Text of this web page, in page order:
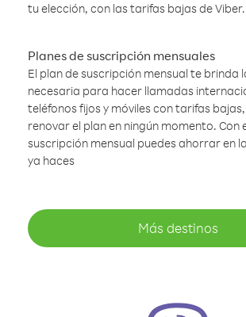
tu elección, con las tarifas bajas de Viber.
Planes de suscripción mensuales
El plan de suscripción mensual te brinda
necesaria para hacer llamadas
teléfonos fijos y móviles con tarifas
renovar el plan en ningún momento. Con
suscripción mensual puedes ahorrar en
ya haces
Más destinos